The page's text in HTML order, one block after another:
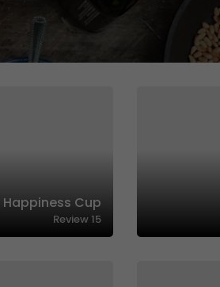
Happiness Cup | أكواب السعادة
15
Review